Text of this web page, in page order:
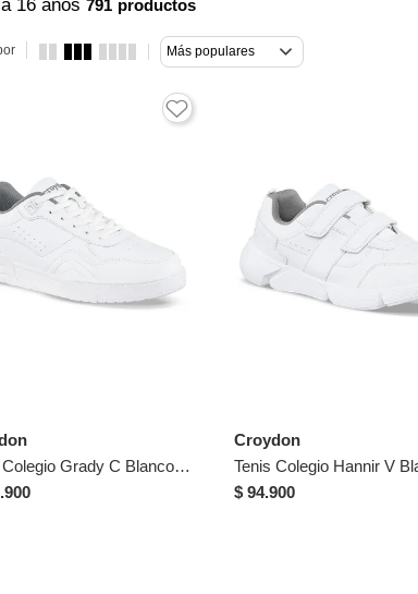
16 años791 productos
Más populares
Tenis Colegio Grady C Blanco Para Hombre Y Mujer Croydon
Croydon
$ 94.900